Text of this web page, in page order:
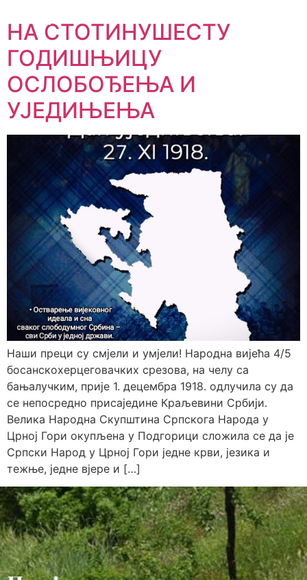
НА СТОТИНУШЕСТУ
ГОДИШЊИЦУ
ОСЛОБОЂЕЊА И
УЈЕДИЊЕЊА
Наши преци су смјели и умјели! Народна вијећа 4/5
босанскохерцеговачких срезова, на челу са
бањалучким, прије 1. децембра 1918. одлучила су да
се непосредно присаједине Краљевини Србији.
Велика Народна Скупштина Српскога Народа у
Црној Гори окупљена у Подгорици сложила се да је
Српски Народ у Црној Гори једне крви, језика и
тежње, једне вјере и […]